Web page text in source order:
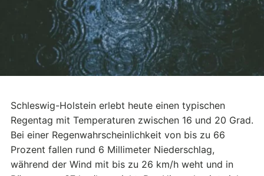
Schleswig-Holstein erlebt heute einen typischen
Regentag mit Temperaturen zwischen 16 und 20 Grad.
Bei einer Regenwahrscheinlichkeit von bis zu 66
Prozent fallen rund 6 Millimeter Niederschlag,
während der Wind mit bis zu 26 km/h weht und in